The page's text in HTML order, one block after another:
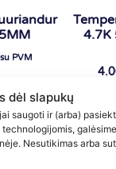
dėl slapukų
saugoti ir (arba)
Nesutikimas arba
su PVM
4.7K